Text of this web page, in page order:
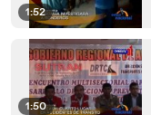
1:52
1:50